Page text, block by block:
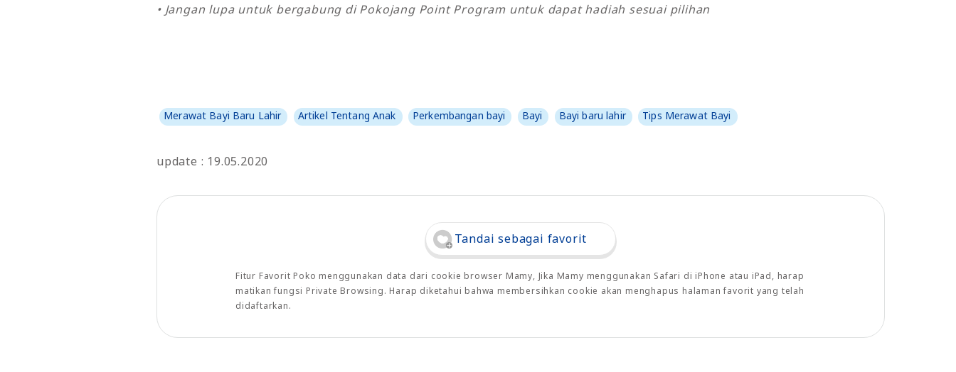
• Jangan lupa untuk bergabung di Pokojang Point Program untuk dapat hadiah sesuai pilihan
Merawat Bayi Baru Lahir Artikel Tentang Anak Perkembangan bayi Bayi Bayi baru lahir Tips Merawat Bayi
update : 19.05.2020
Tandai sebagai favorit
Fitur Favorit Poko menggunakan data dari cookie browser Mamy, Jika Mamy menggunakan Safari di iPhone atau iPad, harap
matikan fungsi Private Browsing. Harap diketahui bahwa membersihkan cookie akan menghapus halaman favorit yang telah
didaftarkan.